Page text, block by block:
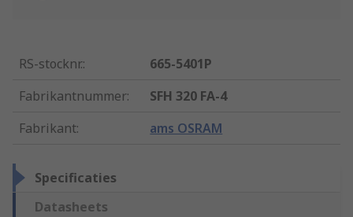
RS-stocknr.:
665-5401P
Fabrikantnummer:
SFH 320 FA-4
Fabrikant: ams OSRAM
Specificaties
Datasheets